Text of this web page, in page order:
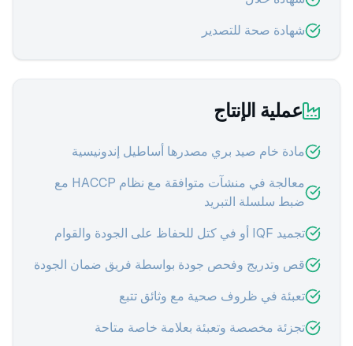
شهادة صحة للتصدير
عملية الإنتاج
مادة خام صيد بري مصدرها أساطيل إندونيسية
معالجة في منشآت متوافقة مع نظام HACCP مع
ضبط سلسلة التبريد
تجميد IQF أو في كتل للحفاظ على الجودة والقوام
قص وتدريج وفحص جودة بواسطة فريق ضمان الجودة
تعبئة في ظروف صحية مع وثائق تتبع
تجزئة مخصصة وتعبئة بعلامة خاصة متاحة